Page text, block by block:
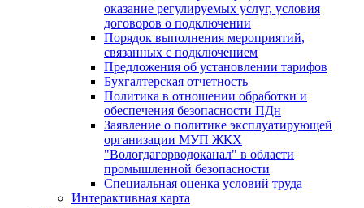
оказание регулируемых услуг, условия
договоров о подключении
Порядок выполнения мероприятий,
связанных с подключением
Предложения об установлении тарифов
Бухгалтерская отчетность
Политика в отношении обработки и
обеспечения безопасности ПДн
Заявление о политике эксплуатирующей
организации МУП ЖКХ
"Вологдагорводоканал" в области
промышленной безопасности
Специальная оценка условий труда
Интерактивная карта